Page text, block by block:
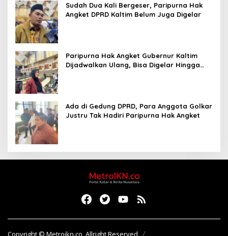
Sudah Dua Kali Bergeser, Paripurna Hak
Angket DPRD Kaltim Belum Juga Digelar
Paripurna Hak Angket Gubernur Kaltim
Dijadwalkan Ulang, Bisa Digelar Hingga
Ada di Gedung DPRD, Para Anggota Golkar
Justru Tak Hadiri Paripurna Hak Angket